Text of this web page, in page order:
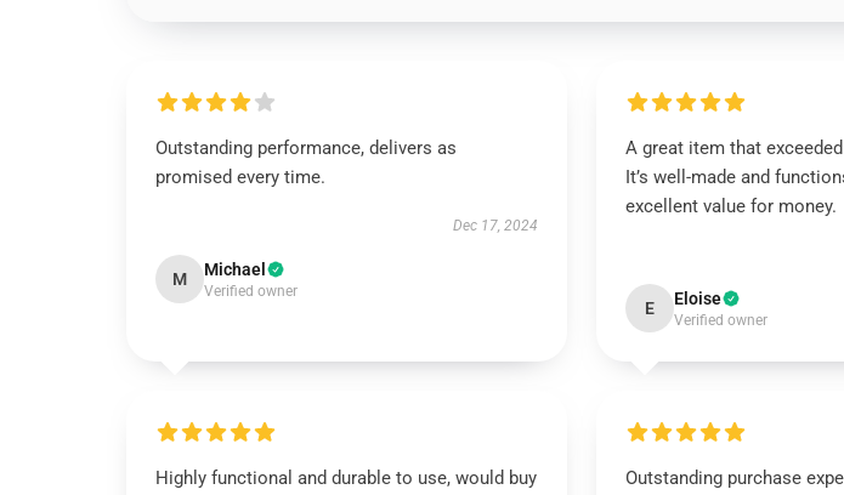
Outstanding performance, delivers as
promised every time.
Dec 17, 2024
M Michael
Verified owner
A great item that
It’s well-made and
excellent value for money.
E Eloise
Verified owner
Highly functional and durable to use, would buy
Outstanding purchase